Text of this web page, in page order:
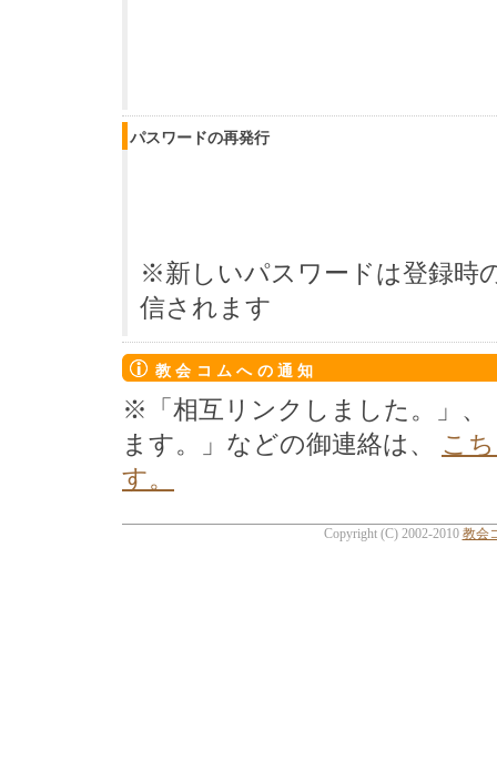
パスワードの再発行
※新しいパスワードは登録時
信されます
教会コムへの通知
※「相互リンクしました。」、
ます。」などの御連絡は、 こ
す。
Copyright (C) 2002-2010 教会